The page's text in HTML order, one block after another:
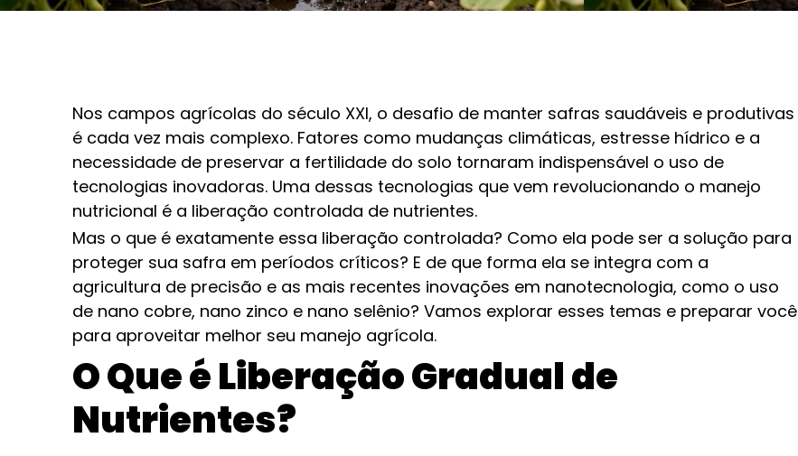
Nos campos agrícolas do século XXI, o desafio de manter safras saudáveis e produtivas
é cada vez mais complexo. Fatores como mudanças climáticas, estresse hídrico e a
necessidade de preservar a fertilidade do solo tornaram indispensável o uso de
tecnologias inovadoras. Uma dessas tecnologias que vem revolucionando o manejo
nutricional é a liberação controlada de nutrientes.
Mas o que é exatamente essa liberação controlada? Como ela pode ser a solução para
proteger sua safra em períodos críticos? E de que forma ela se integra com a
agricultura de precisão e as mais recentes inovações em nanotecnologia, como o uso
de nano cobre, nano zinco e nano selênio? Vamos explorar esses temas e preparar você
para aproveitar melhor seu manejo agrícola.
O Que é Liberação Gradual de
Nutrientes?